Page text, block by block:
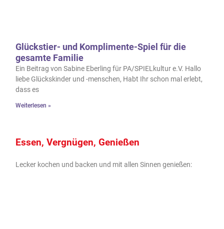
Glückstier- und Komplimente-Spiel für die
gesamte Familie
Ein Beitrag von Sabine Eberling für PA/SPIELkultur e.V. Hallo
liebe Glückskinder und -menschen, Habt Ihr schon mal erlebt,
dass es
Weiterlesen »
Essen, Vergnügen, Genießen
Lecker kochen und backen und mit allen Sinnen genießen: